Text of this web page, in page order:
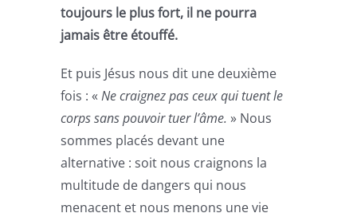
toujours le plus fort, il ne pourra
jamais être étouffé.
Et puis Jésus nous dit une deuxième
fois : «Ne craignez pas ceux qui tuent le
corps sans pouvoir tuer l’âme.» Nous
sommes placés devant une
alternative : soit nous craignons la
multitude de dangers qui nous
menacent et nous menons une vie